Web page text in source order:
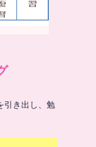
引き出し、勉